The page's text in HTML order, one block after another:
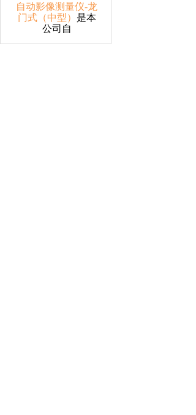
自动影像测量仪-龙
门式（中型） 是本
公司自